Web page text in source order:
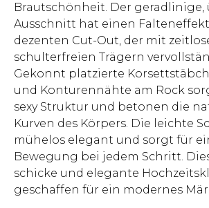
Brautschönheit. Der geradlinige,
Ausschnitt hat einen
dezenten Cut-Out, der mit
schulterfreien Trägern
Gekonnt platzierte
und Konturennähte am Rock
sexy Struktur und betonen die
Kurven des Körpers. Die leichte
mühelos elegant und sorgt für
Bewegung bei jedem Schritt.
schicke und elegante
geschaffen für ein modernes